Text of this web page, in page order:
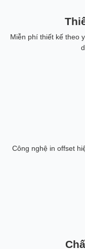
Miễn phí thiết kế theo
Công nghệ in offset